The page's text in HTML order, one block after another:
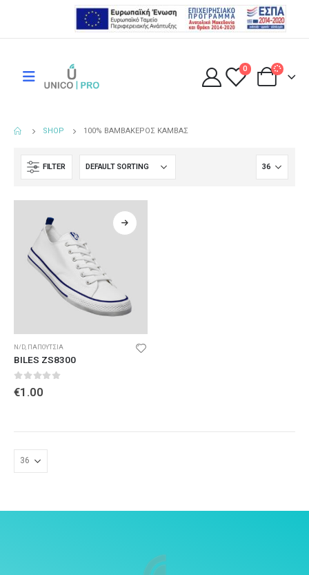
0
SHOP 100% ΒΑΜΒΑΚΕΡΌΣ ΚΑΜΒΆΣ
FILTER
N/D ΠΑΠΟΥΤΣΙΑ
BILES ZS8300
0 out of 5
€1.00